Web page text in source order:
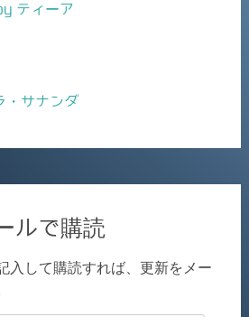
ティーア
・サナンダ
ルで購読
入して購読すれば、更新をメー